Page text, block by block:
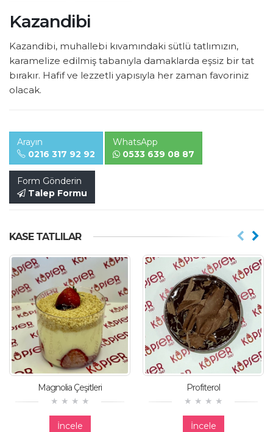
Kazandibi
Kazandibi, muhallebi kıvamındaki sütlü tatlımızın,
karamelize edilmiş tabanıyla damaklarda eşsiz bir tat
bırakır. Hafif ve lezzetli yapısıyla her zaman favoriniz
olacak.
Arayın
0216 317 92 92
WhatsApp
0533 639 08 87
Form Gönderin
Talep Formu
KASE TATLILAR
Magnolia Çeşitleri
İncele
Profiterol
İncele